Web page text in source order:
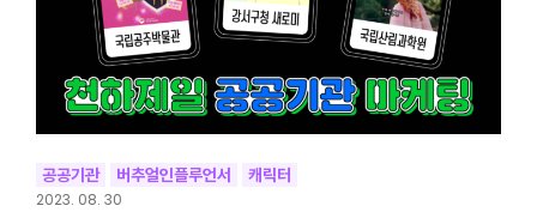
공공기관 버추얼인플루언서 캐릭터
2023. 08. 30